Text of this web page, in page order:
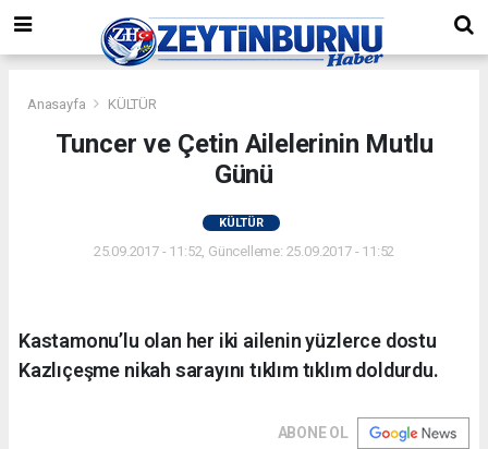
Anasayfa KÜLTÜR
Tuncer ve Çetin Ailelerinin Mutlu
Günü
KÜLTÜR
25.09.2017 - 11:52, Güncelleme: 25.09.2017 - 11:52
Kastamonu’lu olan her iki ailenin yüzlerce dostu
Kazlıçeşme nikah sarayını tıklım tıklım doldurdu.
ABONE OL